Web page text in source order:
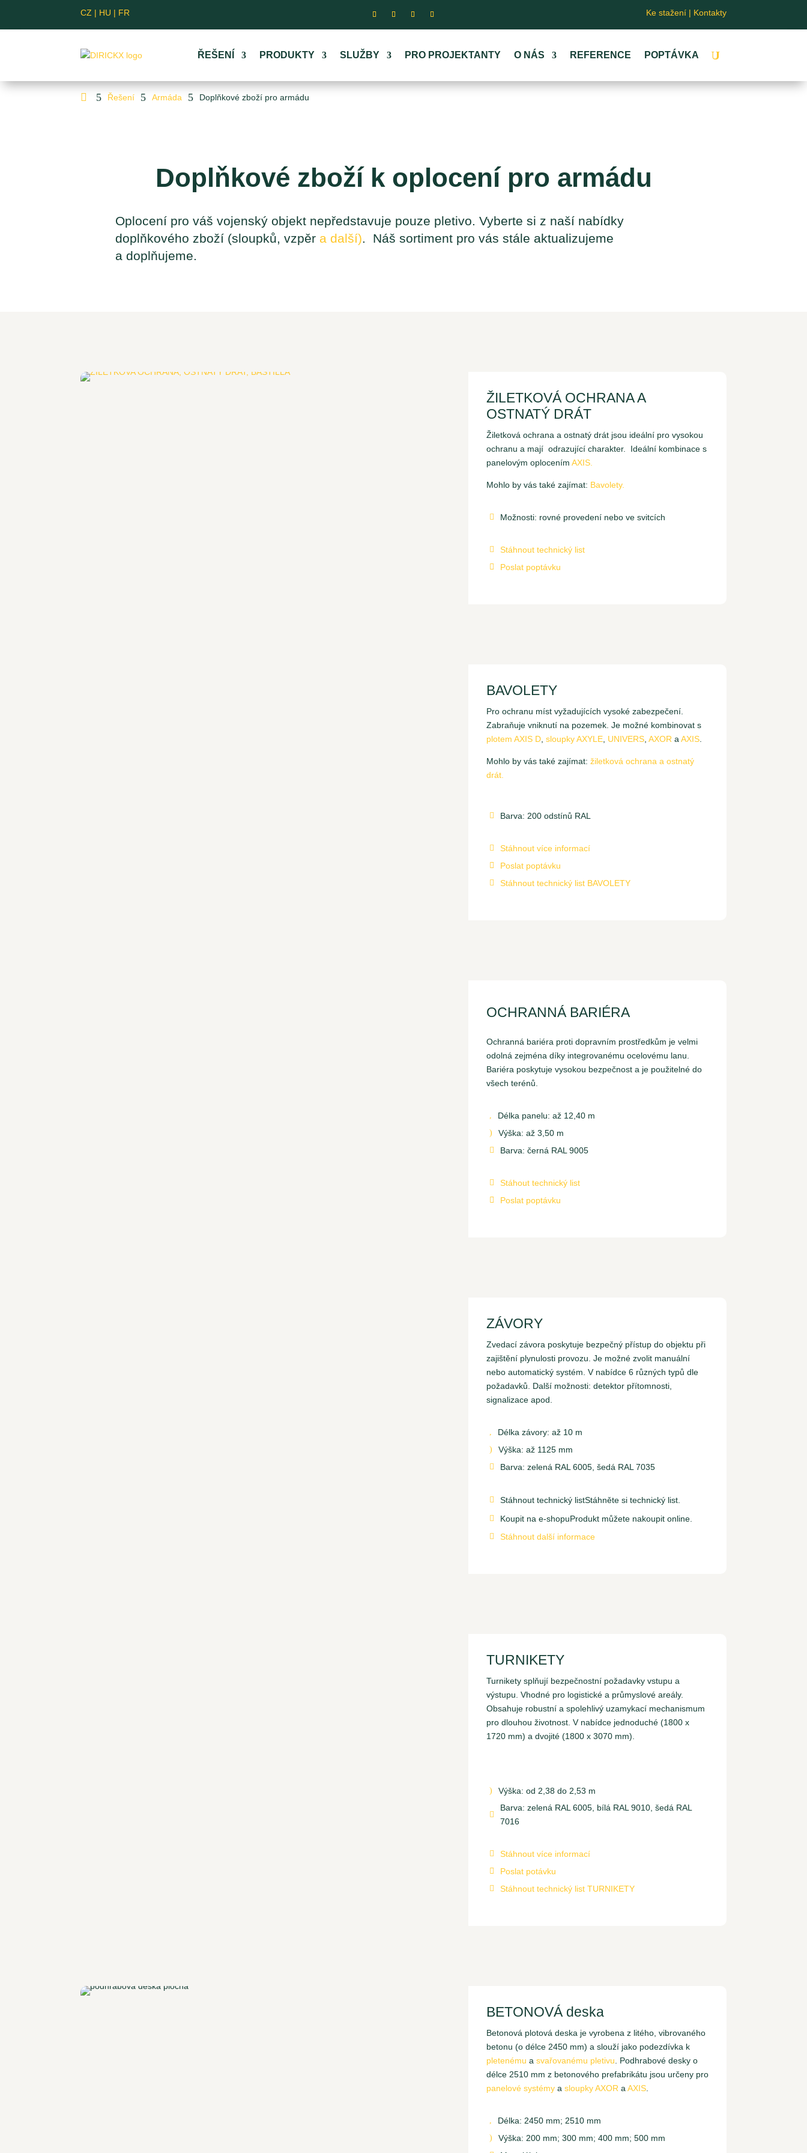
CZ | HU | FR Ke stažení | Kontakty
ŘEŠENÍ PRODUKTY SLUŽBY PRO PROJEKTANTY O NÁS REFERENCE POPTÁVKA
 5 Řešení 5 Armáda 5 Doplňkové zboží pro armádu
Doplňkové zboží k oplocení pro armádu
Oplocení pro váš vojenský objekt nepředstavuje pouze pletivo. Vyberte si z naší nabídky
doplňkového zboží (sloupků, vzpěr a další). Náš sortiment pro vás stále aktualizujeme
a doplňujeme.
ŽILETKOVÁ OCHRANA A
OSTNATÝ DRÁT
Žiletková ochrana a ostnatý drát jsou ideální pro vysokou
ochranu a mají odrazující charakter. Ideální kombinace s
panelovým oplocením AXIS.
Mohlo by vás také zajímat: Bavolety.
 Možnosti: rovné provedení nebo ve svitcích
 Stáhnout technický list
 Poslat poptávku
BAVOLETY
Pro ochranu míst vyžadujících vysoké zabezpečení.
Zabraňuje vniknutí na pozemek. Je možné kombinovat s
plotem AXIS D, sloupky AXYLE, UNIVERS, AXOR a AXIS.
Mohlo by vás také zajímat: žiletková ochrana a ostnatý
drát.
 Barva: 200 odstínů RAL
 Stáhnout více informací
 Poslat poptávku
 Stáhnout technický list BAVOLETY
OCHRANNÁ BARIÉRA
Ochranná bariéra proti dopravním prostředkům je velmi
odolná zejména díky integrovanému ocelovému lanu.
Bariéra poskytuje vysokou bezpečnost a je použitelné do
všech terénů.
, Délka panelu: až 12,40 m
) Výška: až 3,50 m
 Barva: černá RAL 9005
 Stáhout technický list
 Poslat poptávku
ZÁVORY
Zvedací závora poskytuje bezpečný přístup do objektu při
zajištění plynulosti provozu. Je možné zvolit manuální
nebo automatický systém. V nabídce 6 různých typů dle
požadavků. Další možnosti: detektor přítomnosti,
signalizace apod.
, Délka závory: až 10 m
) Výška: až 1125 mm
 Barva: zelená RAL 6005, šedá RAL 7035
 Stáhnout technický listStáhněte si technický list.
 Koupit na e-shopuProdukt můžete nakoupit online.
 Stáhnout další informace
TURNIKETY
Turnikety splňují bezpečnostní požadavky vstupu a
výstupu. Vhodné pro logistické a průmyslové areály.
Obsahuje robustní a spolehlivý uzamykací mechanismum
pro dlouhou životnost. V nabídce jednoduché (1800 x
1720 mm) a dvojité (1800 x 3070 mm).
) Výška: od 2,38 do 2,53 m

Barva: zelená RAL 6005, bílá RAL 9010, šedá RAL
7016
 Stáhnout více informací
 Poslat potávku
 Stáhnout technický list TURNIKETY
BETONOVÁ deska
Betonová plotová deska je vyrobena z litého, vibrovaného
betonu (o délce 2450 mm) a slouží jako podezdívka k
pletenému a svařovanému pletivu . Podhrabové desky o
délce 2510 mm z betonového prefabrikátu jsou určeny pro
panelové systémya sloupky AXOR a AXIS.
, Délka: 2450 mm; 2510 mm
) Výška: 200 mm; 300 mm; 400 mm; 500 mm